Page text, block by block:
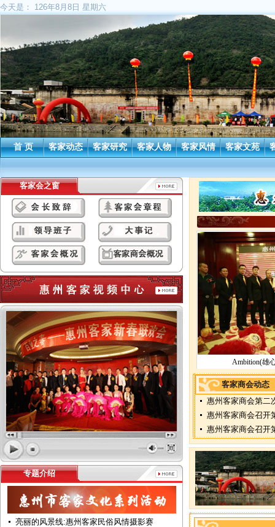
今天是： 126年8月8日 星期六
首 页 客家动态 客家研究 客家人物 客家风情 客家文苑
客家会之窗
专题介绍
亮丽的风景线:惠州客家民俗风情摄影赛
客家商会动态
惠州客家商会第二
惠州客家商会召开
惠州客家商会召开